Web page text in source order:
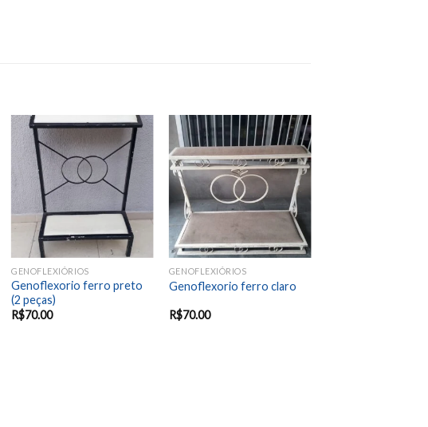
Add to
wishlist
GENOFLEXIÓRIOS
Genoflexorio ferro preto
(2 peças)
R$70.00
Add to
wishlist
GENOFLEXIÓRIOS
Genoflexorio ferro claro
R$70.00